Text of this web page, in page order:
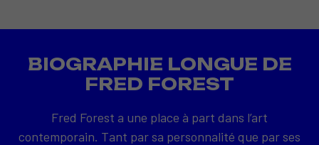
BIOGRAPHIE LONGUE DE
FRED FOREST
Fred Forest a une place à part dans l’art
contemporain. Tant par sa personnalité que par ses